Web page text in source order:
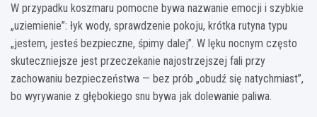
W przypadku koszmaru pomocne bywa nazwanie emocji i szybkie
„uziemienie”: łyk wody, sprawdzenie pokoju, krótka rutyna typu
„jestem, jesteś bezpieczne, śpimy dalej”. W lęku nocnym często
skuteczniejsze jest przeczekanie najostrzejszej fali przy
zachowaniu bezpieczeństwa — bez prób „obudź się natychmiast”,
bo wyrywanie z głębokiego snu bywa jak dolewanie paliwa.